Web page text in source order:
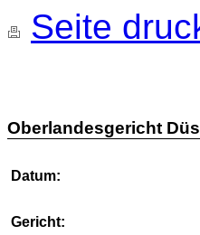
Seite
Oberlandesgericht
Datum:
Gericht: